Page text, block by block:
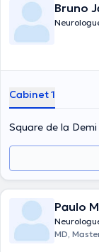
Bruno
Cabinet 1
Square de la
Paulo
MD,